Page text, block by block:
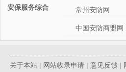
安保服务综合 常州安防网
中国安防商盟网
关于本站 | 网站收录申请 | 意见反馈 |